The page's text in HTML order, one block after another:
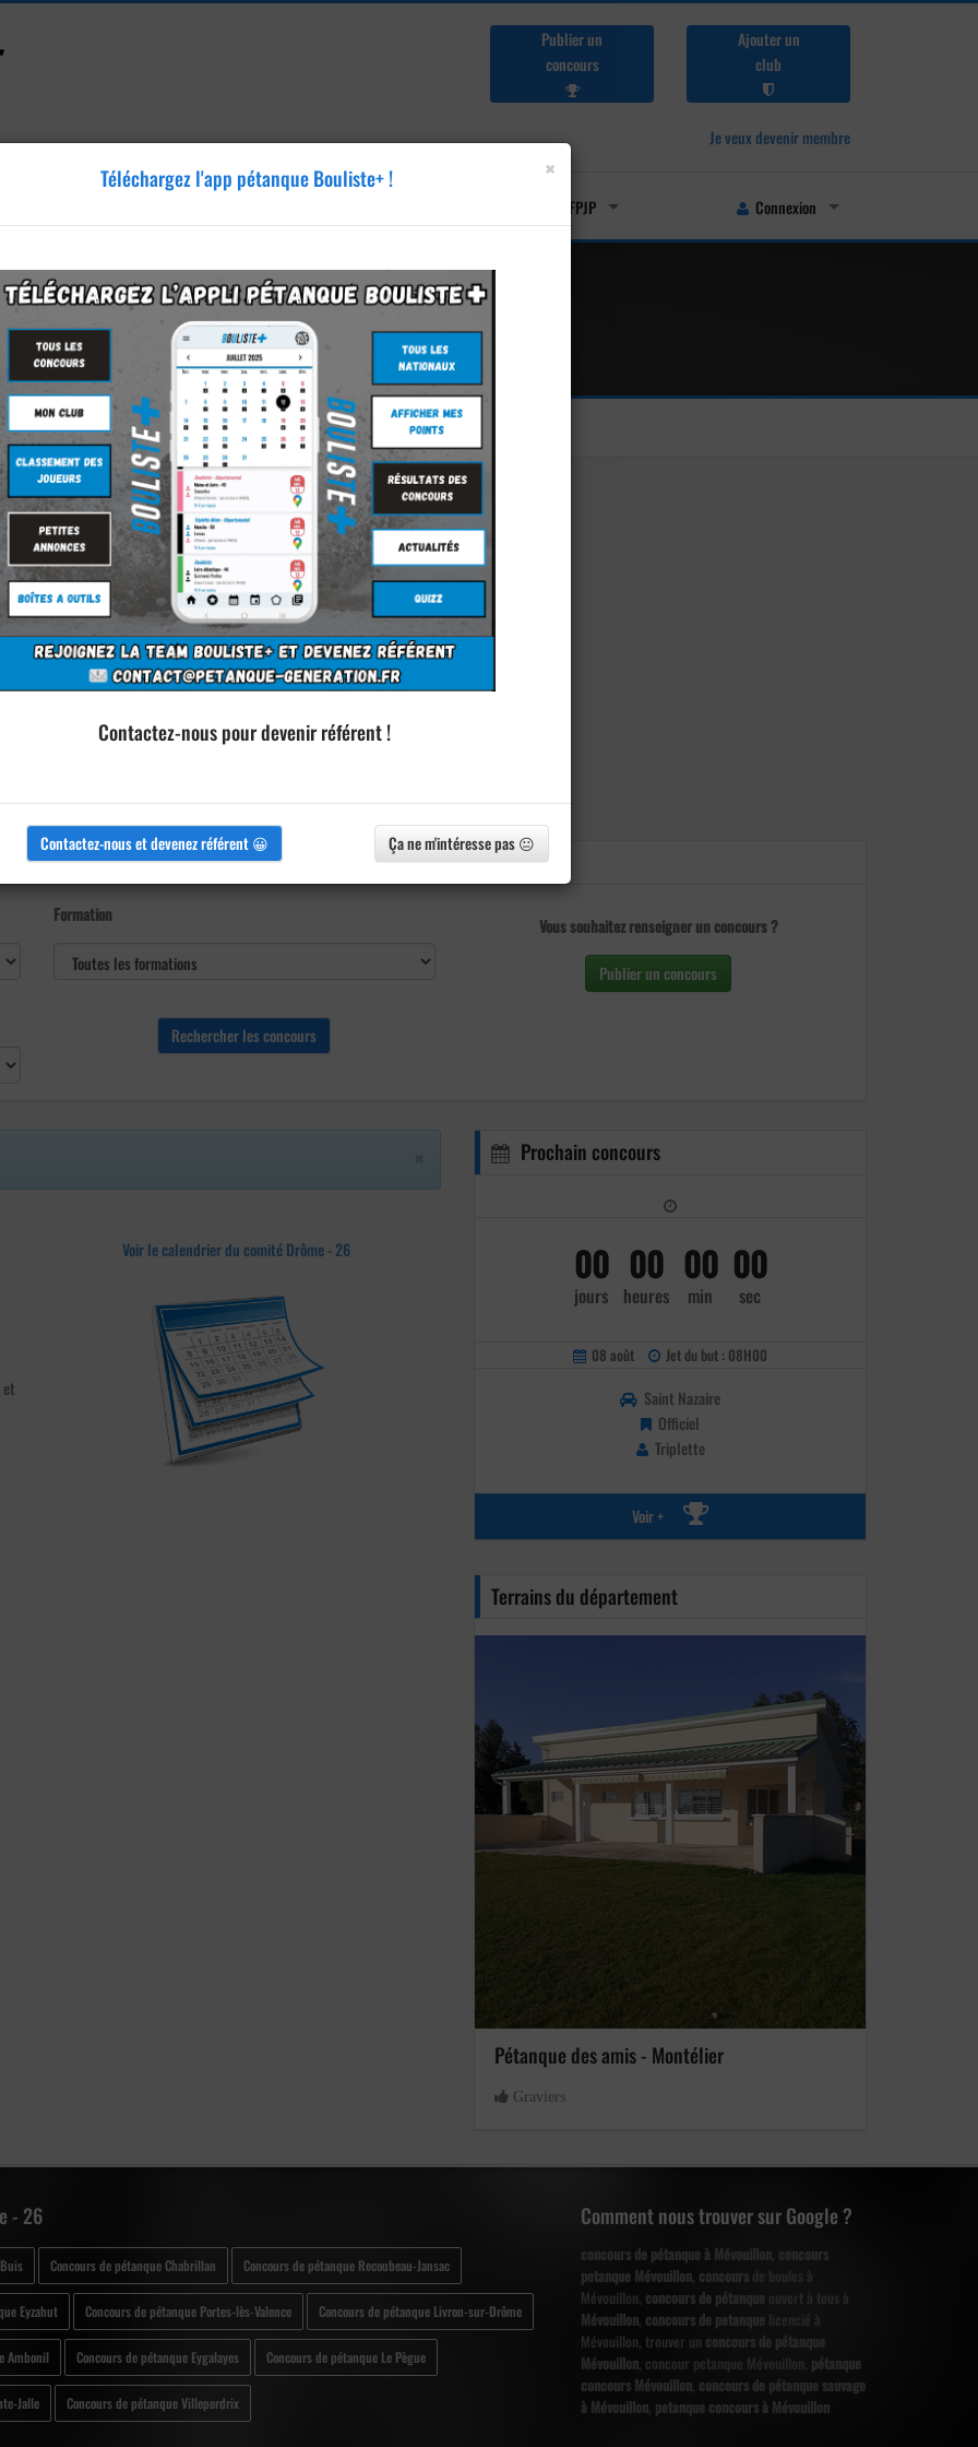
Publier un
concours
Ajouter un
club
Je veux devenir membre
Licenciés FFPJP Connexion
Formation
Vous souhaitez renseigner un concours ?
Publier un concours
et
Voir le calendrier du comité Drôme - 26
Prochain concours
00
jours
00
heures
00
min
00
sec
08 août Jet du but : 08H00
Saint Nazaire
Officiel
Triplette
Voir +
Terrains du département
Pétanque des amis - Montélier
Graviers
×
Téléchargez l'app pétanque Bouliste+ !
Contactez-nous pour devenir référent !
Contactez-nous et devenez référent 😀 Ça ne m'intéresse pas 😐
- 26
Concours de pétanque Chabrillan Concours de pétanque Recoubeau-Jansac
Eyzahut Concours de pétanque Portes-lès-Valence Concours de pétanque Livron-sur-Drôme
Ambonil Concours de pétanque Eygalayes Concours de pétanque Le Pègue
Jalle Concours de pétanque Villeperdrix
Comment nous trouver sur Google ?
concours de pétanque à Mévouillon, concours
petanque Mévouillon, concoursde boules à
Mévouillon, concours de pétanque ouvert à tous à
Mévouillon, concours de petanque licencié à
Mévouillon, trouver un concours de pétanque
Mévouillon, concour petanque Mévouillon, pétanque
concours Mévouillon, concours de pétanque sauvage
à Mévouillon, petanque concours à Mévouillon